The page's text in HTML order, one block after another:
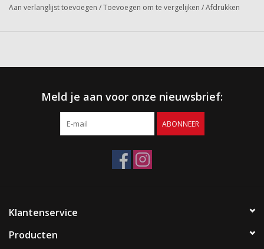
Aan verlanglijst toevoegen /Toevoegen om te vergelijken /Afdrukken
Meld je aan voor onze nieuwsbrief:
ABONNEER
Klantenservice
Producten